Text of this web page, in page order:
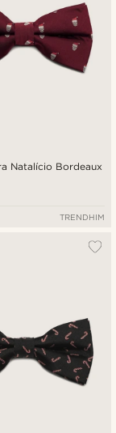
Natalício Bordeaux
TRENDHIM